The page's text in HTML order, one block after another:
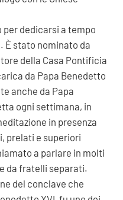
per dedicarsi a tempo
È stato nominato da
della Casa Pontificia
da Papa Benedetto
anche da Papa
ogni settimana, in
in presenza
prelati e superiori
a parlare in molti
da fratelli separati.
del conclave che